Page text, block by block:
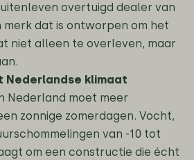
overtuigd dealer van
merk dat is ontworpen om het
niet alleen te overleven, maar
Nederlandse klimaat
Nederland moet meer
zonnige zomerdagen. Vocht,
van -10 tot
om een constructie die écht